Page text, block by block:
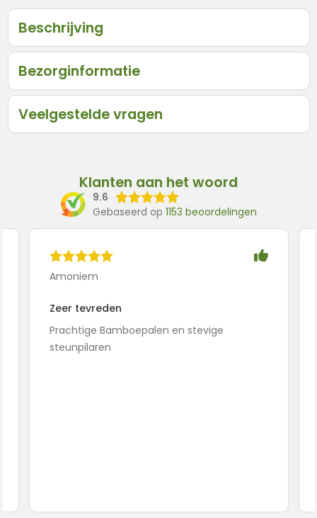
Beschrijving
Bezorginformatie
Veelgestelde vragen
Klanten aan het woord
9.6
Gebaseerd op 1153 beoordelingen
Amoniem
Zeer tevreden
Prachtige Bamboepalen en stevige
steunpilaren